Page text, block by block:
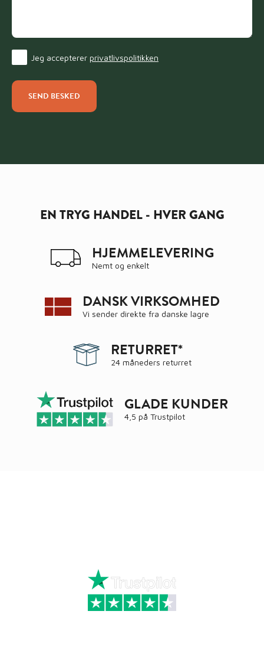
Consent
Jeg accepterer privatlivspolitikken
EN TRYG HANDEL - HVER GANG
HJEMMELEVERING
Nemt og enkelt
DANSK VIRKSOMHED
Vi sender direkte fra danske lagre
RETURRET*
24 måneders returret
GLADE KUNDER
4,5 på Trustpilot